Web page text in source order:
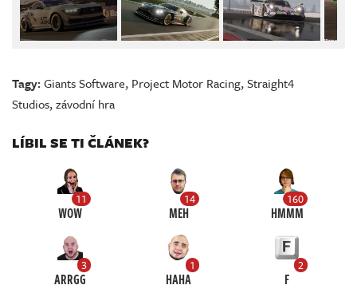
Tagy:Giants Software, Project Motor Racing,Straight4
Studios,závodní hra
LÍBIL SE TI ČLÁNEK?
11
WOW
14
MEH
160
HMMM
3
ARRGG
1
HAHA
2
F